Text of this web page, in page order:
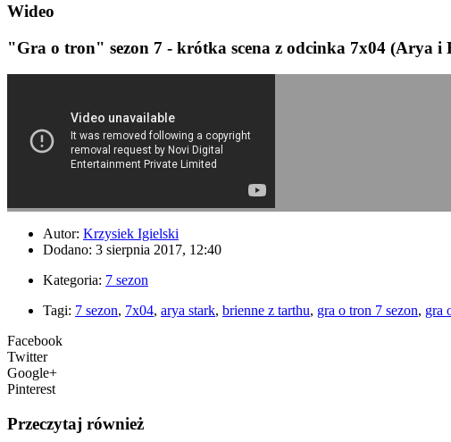
Wideo
"Gra o tron" sezon 7 - krótka scena z odcinka 7x04 (Arya i
Autor: Krzysiek Igielski
Dodano: 3 sierpnia 2017, 12:40
Kategoria: 7 sezon
Tagi: 7 sezon, 7x04, arya stark, brienne z tarthu, gra o tron 7 sezon, gra
Facebook
Twitter
Google+
Pinterest
Przeczytaj również